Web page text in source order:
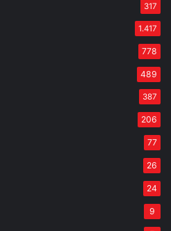
317
1.417
778
489
387
206
77
26
24
9